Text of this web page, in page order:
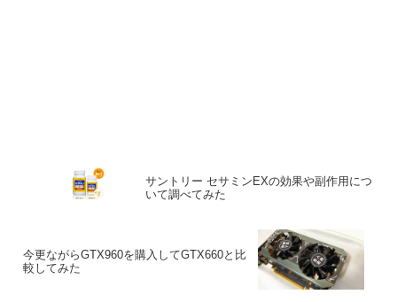
サントリー セサミンEXの効果や副作用につ
いて調べてみた
今更ながらGTX960を購入してGTX660と比
較してみた